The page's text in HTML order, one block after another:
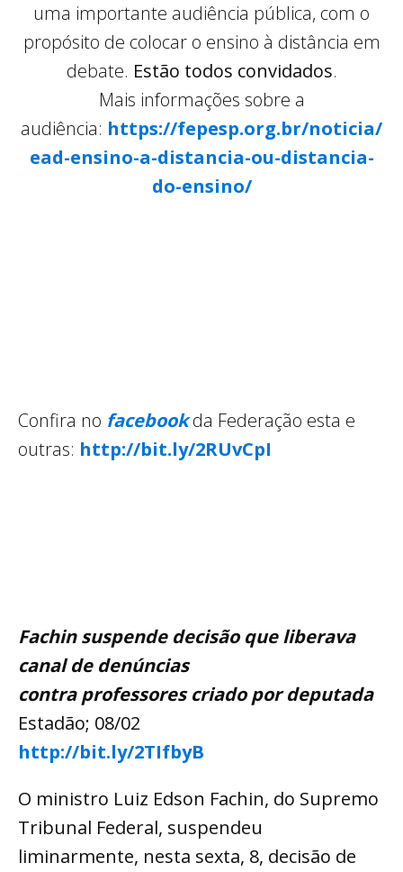
uma importante audiência pública, com o
propósito de colocar o ensino à distância em
debate. Estão todos convidados.
Mais informações sobre a
audiência: https://fepesp.org.br/noticia/
ead-ensino-a-distancia-ou-distancia-
do-ensino/
Confira no facebook da Federação esta e
outras: http://bit.ly/2RUvCpI
Fachin suspende decisão que liberava
canal de denúncias
contra professores criado por deputada
Estadão; 08/02
http://bit.ly/2TIfbyB
O ministro Luiz Edson Fachin, do Supremo
Tribunal Federal, suspendeu
liminarmente, nesta sexta, 8, decisão de